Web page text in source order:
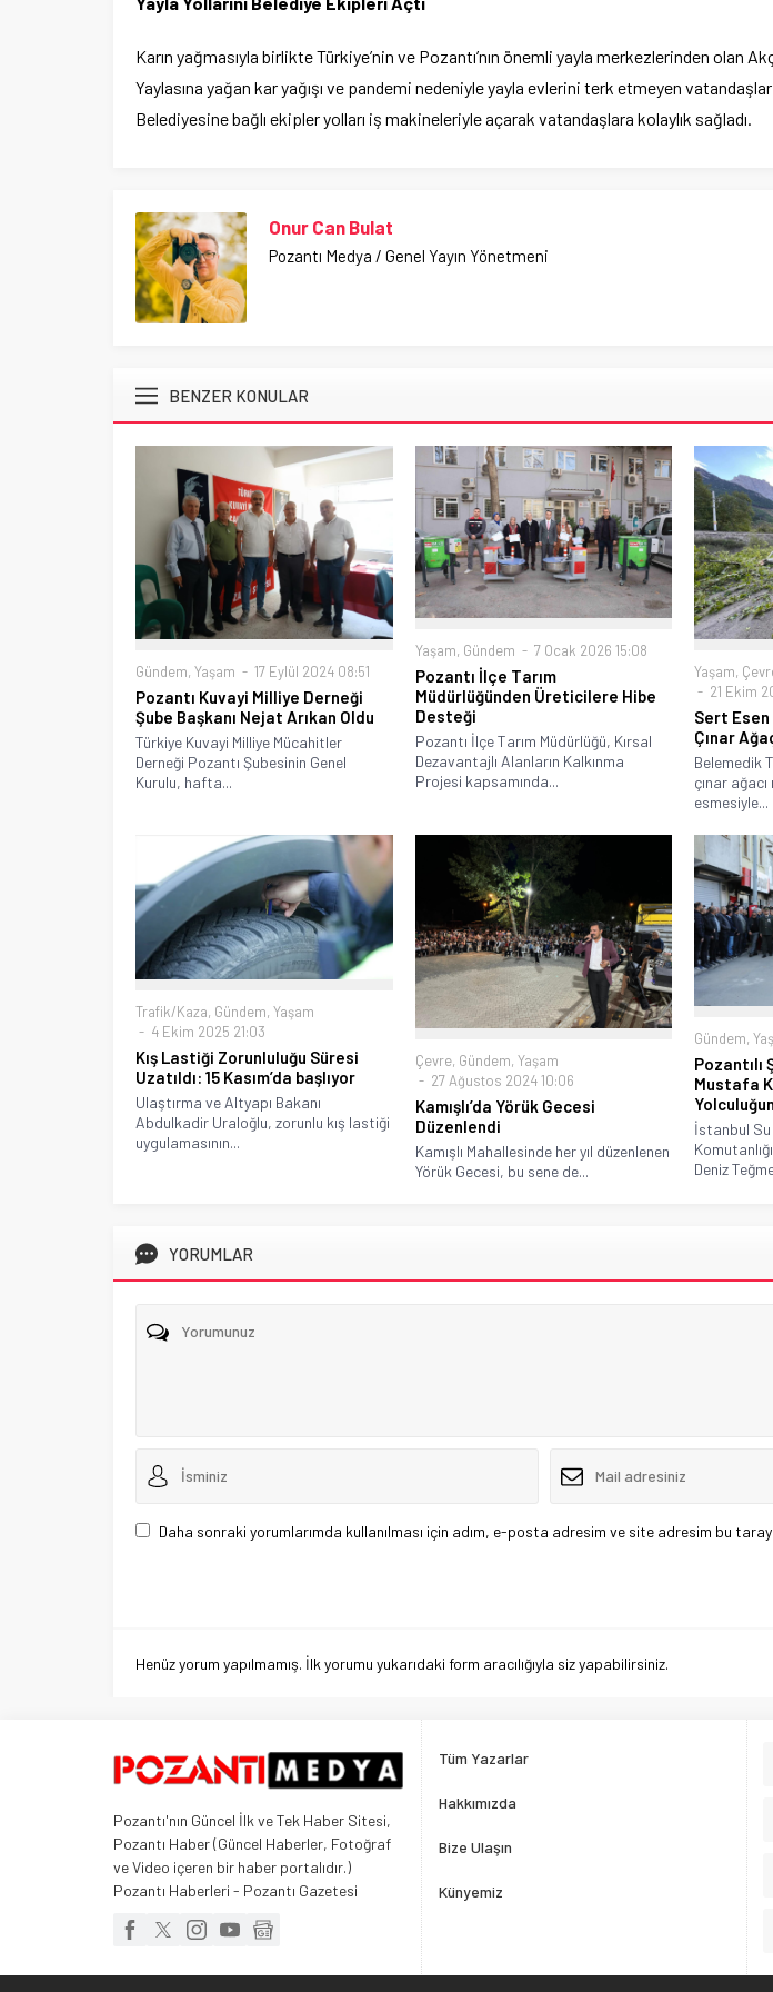
Karın yağmasıyla birlikte Türkiye’nin ve Pozantı’nın önemli yayla merkezlerinden olan
Yaylasına yağan kar yağışı ve pandemi nedeniyle yayla evlerini terk etmeyen
Belediyesine bağlı ekipler yolları iş makineleriyle açarak vatandaşlara kolaylık sağladı.
Onur Can Bulat
Pozantı Medya / Genel Yayın Yönetmeni
BENZER KONULAR
Gündem, Yaşam 17 Eylül 2024 08:51
Pozantı Kuvayi Milliye Derneği
Şube Başkanı Nejat Arıkan Oldu
Türkiye Kuvayi Milliye Mücahitler
Derneği Pozantı Şubesinin Genel
Kurulu, hafta...
Yaşam, Gündem 7 Ocak 2026 15:08
Pozantı İlçe Tarım
Müdürlüğünden Üreticilere Hibe
Desteği
Pozantı İlçe Tarım Müdürlüğü, Kırsal
Dezavantajlı Alanların Kalkınma
Projesi kapsamında...
Yaşam,
21 Ekim
Sert Esen
Çınar
Belemedik
çınar
esmesiyle...
Trafik/Kaza, Gündem, Yaşam
4 Ekim 2025 21:03
Kış Lastiği Zorunluluğu Süresi
Uzatıldı: 15 Kasım’da başlıyor
Ulaştırma ve Altyapı Bakanı
Abdulkadir Uraloğlu, zorunlu kış lastiği
uygulamasının...
Çevre, Gündem, Yaşam
27 Ağustos 2024 10:06
Kamışlı’da Yörük Gecesi
Düzenlendi
Kamışlı Mahallesinde her yıl düzenlenen
Yörük Gecesi, bu sene de...
Gündem,
Pozantılı
Mustafa
İstanbul Su
Deniz
YORUMLAR
Daha sonraki yorumlarımda kullanılması için adım, e-posta adresim ve site adresim bu
Henüz yorum yapılmamış. İlk yorumu yukarıdaki form aracılığıyla siz yapabilirsiniz.
Pozantı'nın Güncel İlk ve Tek Haber Sitesi,
Pozantı Haber (Güncel Haberler, Fotoğraf
ve Video içeren bir haber portalıdır.)
Pozantı Haberleri - Pozantı Gazetesi
Tüm Yazarlar
Hakkımızda
Bize Ulaşın
Künyemiz